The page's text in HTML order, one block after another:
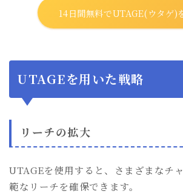
14日間無料でUTAGE(ウタゲ)
UTAGEを用いた戦略
リーチの拡大
UTAGEを使用すると、さまざまなチ
範なリーチを確保できます。